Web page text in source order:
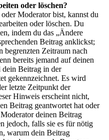
oder löschen?
Moderator bist, kannst du
oder löschen. Du
indem du das „Ändere
Beitrag anklickst;
begrenzten Zeitraum nach
bereits jemand auf deinen
Beitrag in der
gekennzeichnet. Es wird
letzte Zeitpunkt der
Hinweis erscheint nicht,
Beitrag geantwortet hat oder
deinen Beitrag
jedoch, falls sie es für nötig
warum dein Beitrag